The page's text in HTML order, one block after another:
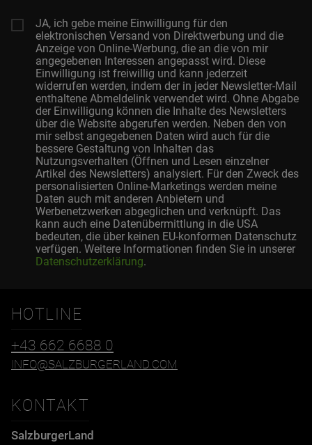
JA, ich gebe meine Einwilligung für den
elektronischen Versand von Direktwerbung und die
Anzeige von Online-Werbung, die an die von mir
angegebenen Interessen angepasst wird. Diese
Einwilligung ist freiwillig und kann jederzeit
widerrufen werden, indem der in jeder Newsletter-Mail
enthaltene Abmeldelink verwendet wird. Ohne Abgabe
der Einwilligung können die Inhalte des Newsletters
über die Website abgerufen werden. Neben den von
mir selbst angegebenen Daten wird auch für die
bessere Gestaltung von Inhalten das
Nutzungsverhalten (Öffnen und Lesen einzelner
Artikel des Newsletters) analysiert. Für den Zweck des
personalisierten Online-Marketings werden meine
Daten auch mit anderen Anbietern und
Werbenetzwerken abgeglichen und verknüpft. Das
kann auch eine Datenübermittlung in die USA
bedeuten, die über keinen EU-konformen Datenschutz
verfügen. Weitere Informationen finden Sie in unserer
Datenschutzerklärung.
HOTLINE
+43 662 6688 0
INFO@SALZBURGERLAND.COM
KONTAKT
SalzburgerLand